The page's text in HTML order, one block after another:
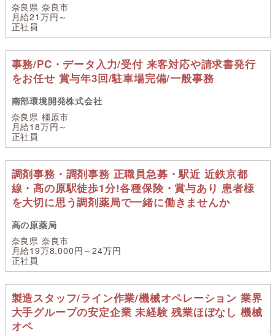
奈良県 奈良市
月給21万円～
正社員
事務/PC・データ入力/受付 来客対応や請求書発行
をお任せ 賞与年3回/駐車場完備/一般事務
南部環境開発株式会社
奈良県 橿原市
月給18万円～
正社員
調剤事務・調剤事務 正職員急募・駅近 近鉄京都
線・高の原駅徒歩1分!各種保険・賞与あり 患者様
を大切に思う調剤薬局で一緒に働きませんか
高の原薬局
奈良県 奈良市
月給19万8,000円～24万円
正社員
製造スタッフ/ライン作業/機械オペレーション 業界
大手グループの安定企業 未経験 残業ほぼなし 機械
オペ